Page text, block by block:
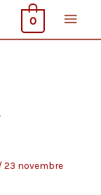
0
23 novembre